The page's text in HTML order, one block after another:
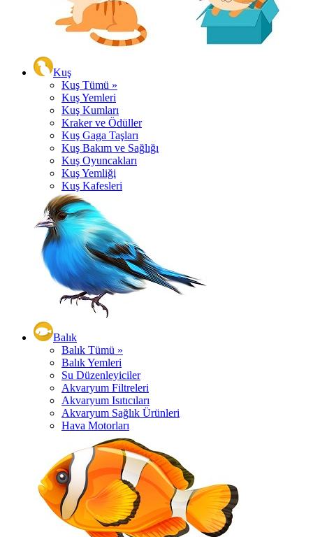
Kuş
Kuş Tümü »
Kuş Yemleri
Kuş Kumları
Kraker ve Ödüller
Kuş Gaga Taşları
Kuş Bakım ve Sağlığı
Kuş Oyuncakları
Kuş Yemliği
Kuş Kafesleri
Balık
Balık Tümü »
Balık Yemleri
Su Düzenleyiciler
Akvaryum Filtreleri
Akvaryum Isıtıcıları
Akvaryum Sağlık Ürünleri
Hava Motorları